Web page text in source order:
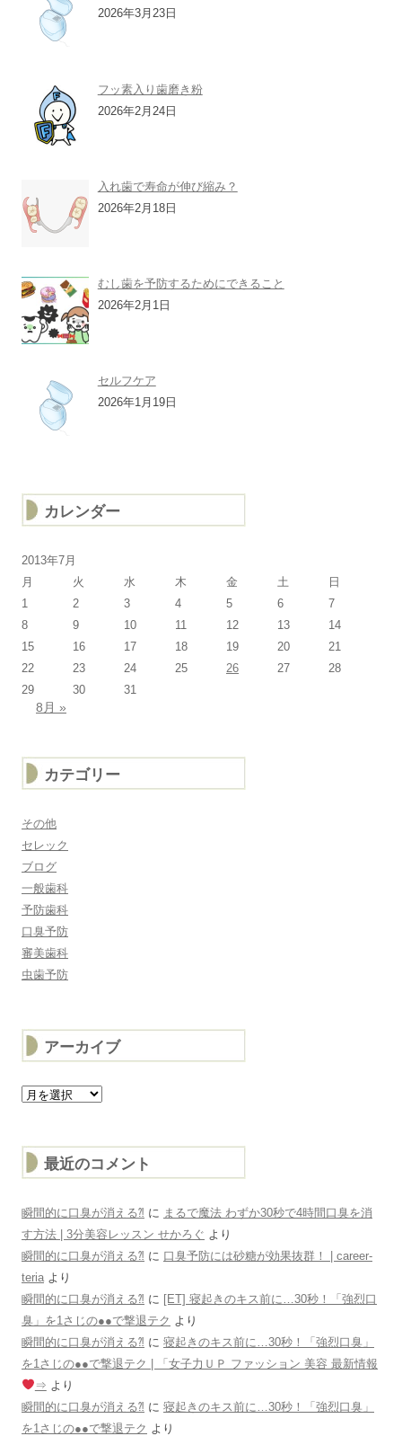
2026年3月23日
フッ素入り歯磨き粉
2026年2月24日
入れ歯で寿命が伸び縮み？
2026年2月18日
むし歯を予防するためにできること
2026年2月1日
セルフケア
2026年1月19日
カレンダー
2013年7月
月
火 水 木 金 土
日
1
2 3 4 5 6
7
8
9 10 11 12 13
14
15
16 17 18 19 20
21
22
23 24 25 26 27
28
29
30 31
8月 »
カテゴリー
その他
セレック
ブログ
一般歯科
予防歯科
口臭予防
審美歯科
虫歯予防
アーカイブ
ア
ー
最近のコメント
瞬間的に口臭が消える⁈ に まるで魔法 わずか30秒で4時間口臭を消
す方法 | 3分美容レッスン せかろぐ より
瞬間的に口臭が消える⁈ に 口臭予防には砂糖が効果抜群！ | career-
teria より
瞬間的に口臭が消える⁈ に [ET] 寝起きのキス前に…30秒！「強烈口
臭」を1さじの●●で撃退テク より
瞬間的に口臭が消える⁈ に 寝起きのキス前に…30秒！「強烈口臭」
を1さじの●●で撃退テク | 「女子力ＵＰ ファッション 美容 最新情報
⇒ より
瞬間的に口臭が消える⁈ に 寝起きのキス前に…30秒！「強烈口臭」
を1さじの●●で撃退テク より